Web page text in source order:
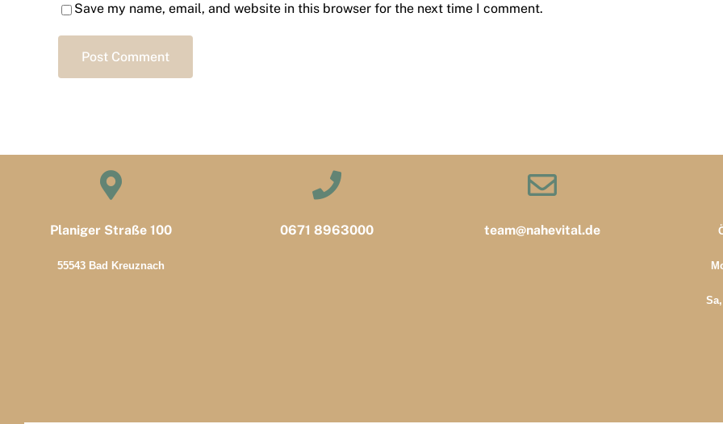
Save my name, email, and website in this browser for the next time I comment.
Planiger Straße 100
55543 Bad Kreuznach
0671 8963000 team@nahevital.de